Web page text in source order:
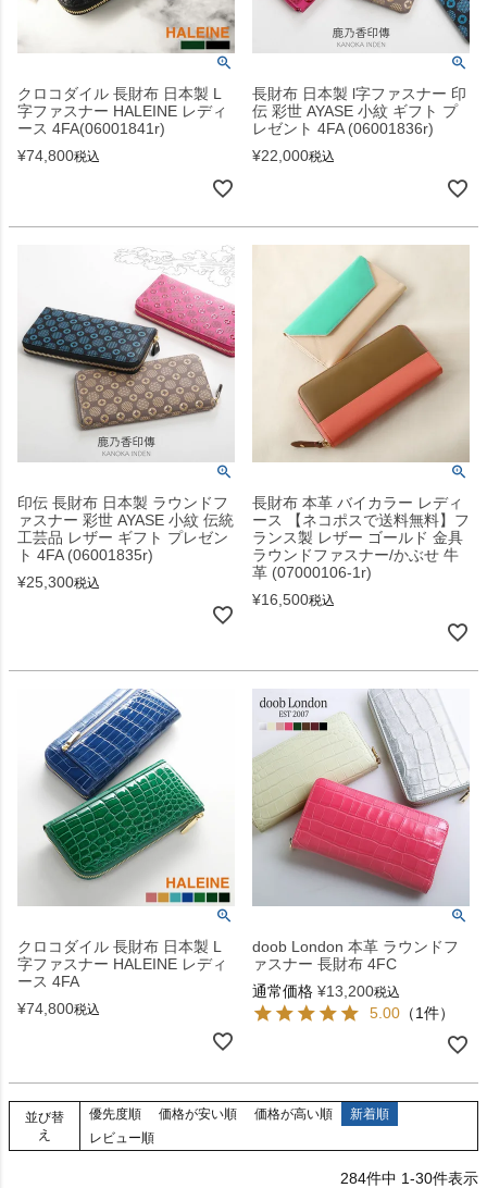
クロコダイル 長財布 日本製 L
字ファスナー HALEINE レディ
ース 4FA(06001841r)
¥74,800税込
長財布 日本製 l字ファスナー 印
伝 彩世 AYASE 小紋 ギフト プ
レゼント 4FA (06001836r)
¥22,000税込
印伝 長財布 日本製 ラウンドフ
ァスナー 彩世 AYASE 小紋 伝統
工芸品 レザー ギフト プレゼン
ト 4FA (06001835r)
¥25,300税込
長財布 本革 バイカラー レディ
ース 【ネコポスで送料無料】フ
ランス製 レザー ゴールド 金具
ラウンドファスナー/かぶせ 牛
革 (07000106-1r)
¥16,500税込
クロコダイル 長財布 日本製 L
字ファスナー HALEINE レディ
ース 4FA
¥74,800税込
doob London 本革 ラウンドフ
ァスナー 長財布 4FC
通常価格 ¥13,200税込
5.00 （1件）
並び替
え
優先度順 価格が安い順 価格が高い順
新着順
レビュー順
284件中 1-30件表示